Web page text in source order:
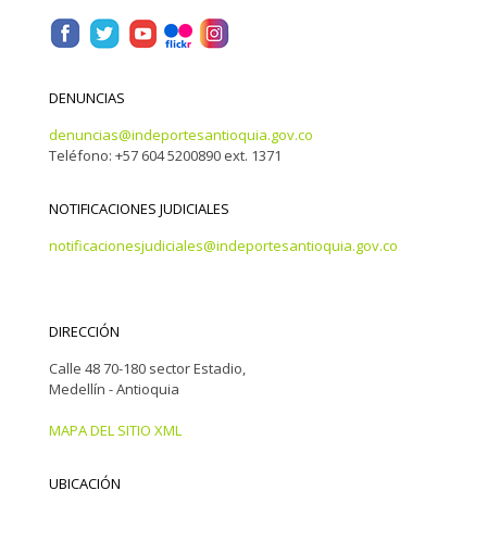
DENUNCIAS
denuncias@indeportesantioquia.gov.co
Teléfono: +57 604 5200890 ext. 1371
NOTIFICACIONES JUDICIALES
notificacionesjudiciales@indeportesantioquia.gov.co
DIRECCIÓN
Calle 48 70-180 sector Estadio,
Medellín - Antioquia
MAPA DEL SITIO XML
UBICACIÓN